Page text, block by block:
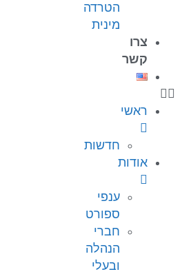
הטרדה
מינית
צרו
קשר
ראשי
חדשות
אודות
ענפי
ספורט
חברי
הנהלה
ובעלי